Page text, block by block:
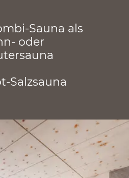
Sauna als
oder
Salzsauna